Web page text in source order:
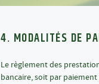
4. MODALITÉS DE
Le règlement des
bancaire, soit par